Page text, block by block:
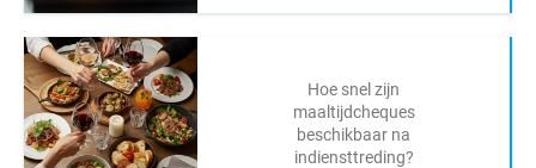
Hoe snel zijn
maaltijdcheques
beschikbaar na
indiensttreding?